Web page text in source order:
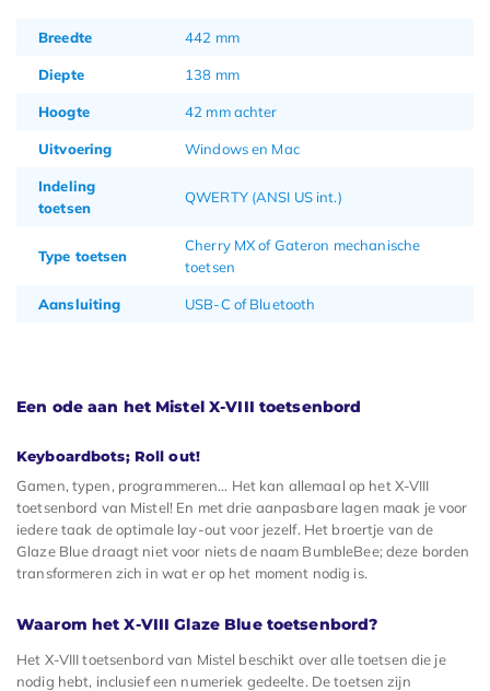
Breedte 442 mm
Diepte 138 mm
Hoogte 42 mm achter
Uitvoering Windows en Mac
Indeling
toetsen
QWERTY (ANSI US int.)
Type toetsen
Cherry MX of Gateron mechanische
toetsen
Aansluiting USB-C of Bluetooth
Een ode aan het Mistel X-VIII toetsenbord
Keyboardbots; Roll out!
Gamen, typen, programmeren… Het kan allemaal op het X-VIII
toetsenbord van Mistel! En met drie aanpasbare lagen maak je voor
iedere taak de optimale lay-out voor jezelf. Het broertje van de
Glaze Blue draagt niet voor niets de naam BumbleBee; deze borden
transformeren zich in wat er op het moment nodig is.
Waarom het X-VIII Glaze Blue toetsenbord?
Het X-VIII toetsenbord van Mistel beschikt over alle toetsen die je
nodig hebt, inclusief een numeriek gedeelte. De toetsen zijn